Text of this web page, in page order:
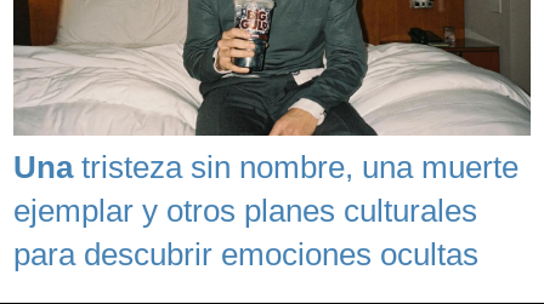
Unatristeza sin nombre, una muerte
ejemplar y otros planes culturales
para descubrir emociones ocultas